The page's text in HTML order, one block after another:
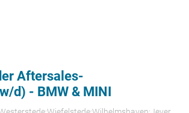
Aftersales-
d) - BMW & MINI